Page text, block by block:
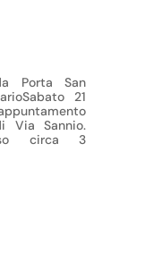
Porta San
21
Via Sannio.
circa 3